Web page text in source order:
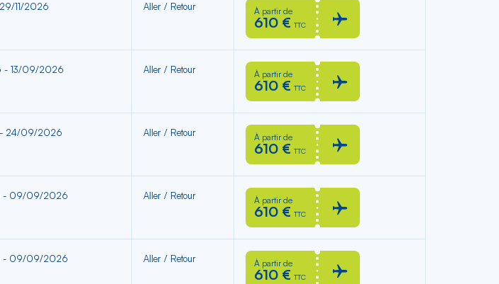
11/2026 Aller / Retour À partir de
610 € TTC
13/09/2026 Aller / Retour À partir de
610 € TTC
24/09/2026 Aller / Retour À partir de
610 € TTC
- 09/09/2026 Aller / Retour À partir de
610 € TTC
- 09/09/2026 Aller / Retour À partir de
610 € TTC